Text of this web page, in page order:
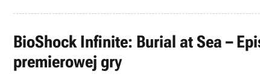
BioShock Infinite: Burial at Sea –
premierowej gry